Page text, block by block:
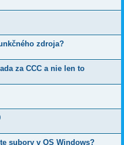
zdroja?
za CCC a nie len to
subory v OS Windows?